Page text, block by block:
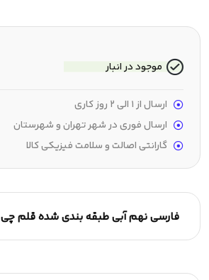
فارسی نهم آبی طبقه بندی شده قلم چی
موجود در انبار
ارسال از 1 الی 2 روز کاری
ارسال فوری در شهر تهران و شهرستان
گارانتی اصالت و سلامت فیزیکی کالا